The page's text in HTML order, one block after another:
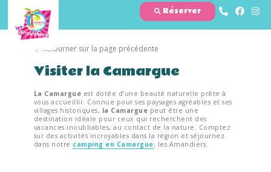
Réserver
Retourner sur la page précédente
Visiter la Camargue
La Camargue est dotée d’une beauté naturelle prête à
vous accueillir. Connue pour ses paysages agréables et ses
villages historiques, la Camargue peut être une
destination idéale pour ceux qui recherchent des
vacances inoubliables, au contact de la nature. Comptez
sur des activités incroyables dans la région et séjournez
dans notre camping en Camargue, les Amandiers.